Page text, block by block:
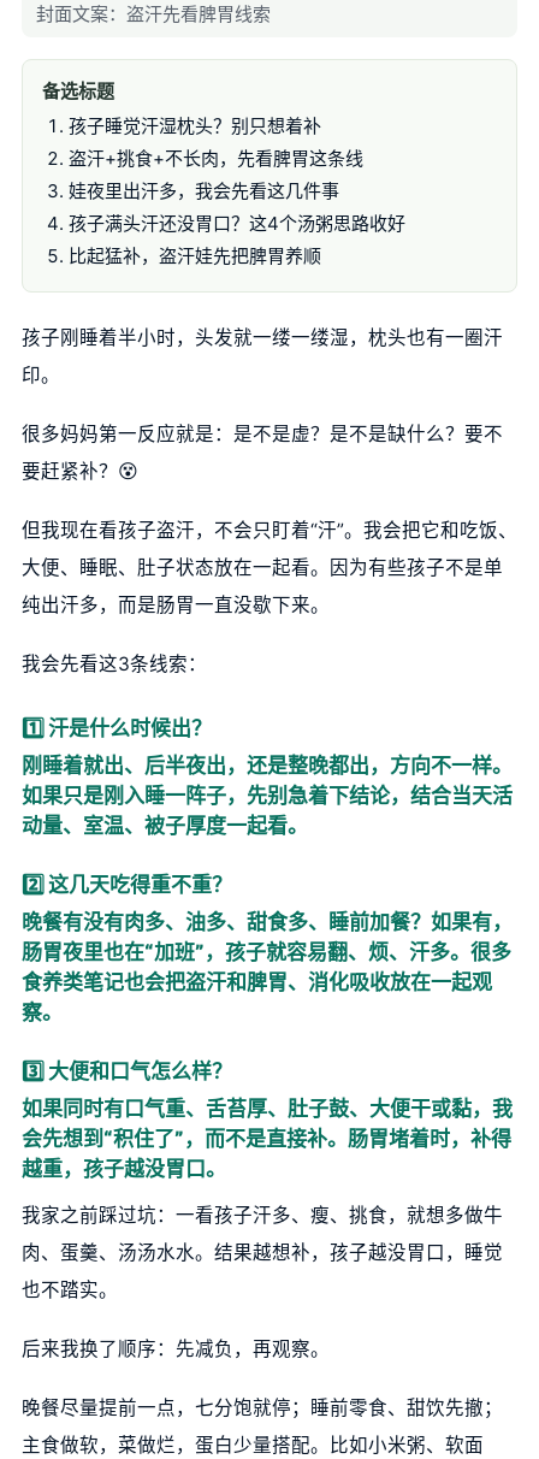
封面文案：盗汗先看脾胃线索
备选标题
孩子睡觉汗湿枕头？别只想着补
盗汗+挑食+不长肉，先看脾胃这条线
娃夜里出汗多，我会先看这几件事
孩子满头汗还没胃口？这4个汤粥思路收好
比起猛补，盗汗娃先把脾胃养顺
孩子刚睡着半小时，头发就一缕一缕湿，枕头也有一圈汗
印。
很多妈妈第一反应就是：是不是虚？是不是缺什么？要不
要赶紧补？😵
但我现在看孩子盗汗，不会只盯着“汗”。我会把它和吃饭、
大便、睡眠、肚子状态放在一起看。因为有些孩子不是单
纯出汗多，而是肠胃一直没歇下来。
我会先看这3条线索：
1️⃣ 汗是什么时候出？
刚睡着就出、后半夜出，还是整晚都出，方向不一样。
如果只是刚入睡一阵子，先别急着下结论，结合当天活
动量、室温、被子厚度一起看。
2️⃣ 这几天吃得重不重？
晚餐有没有肉多、油多、甜食多、睡前加餐？如果有，
肠胃夜里也在“加班”，孩子就容易翻、烦、汗多。很多
食养类笔记也会把盗汗和脾胃、消化吸收放在一起观
察。
3️⃣ 大便和口气怎么样？
如果同时有口气重、舌苔厚、肚子鼓、大便干或黏，我
会先想到“积住了”，而不是直接补。肠胃堵着时，补得
越重，孩子越没胃口。
我家之前踩过坑：一看孩子汗多、瘦、挑食，就想多做牛
肉、蛋羹、汤汤水水。结果越想补，孩子越没胃口，睡觉
也不踏实。
后来我换了顺序：先减负，再观察。
晚餐尽量提前一点，七分饱就停；睡前零食、甜饮先撤；
主食做软，菜做烂，蛋白少量搭配。比如小米粥、软面